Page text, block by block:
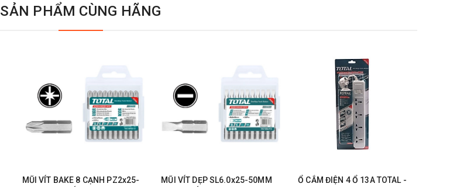
SẢN PHẨM CÙNG HÃNG
MŨI VÍT BAKE 8 CẠNH PZ2x25-
MŨI VÍT DẸP SL6.0x25-50MM
Ổ CẮM ĐIỆN 4 Ổ 13A TOTAL -